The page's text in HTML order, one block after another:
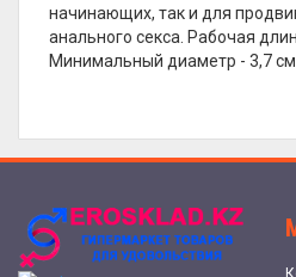
начинающих, так и для
анального секса. Рабочая
Минимальный диаметр - 3,7 см.